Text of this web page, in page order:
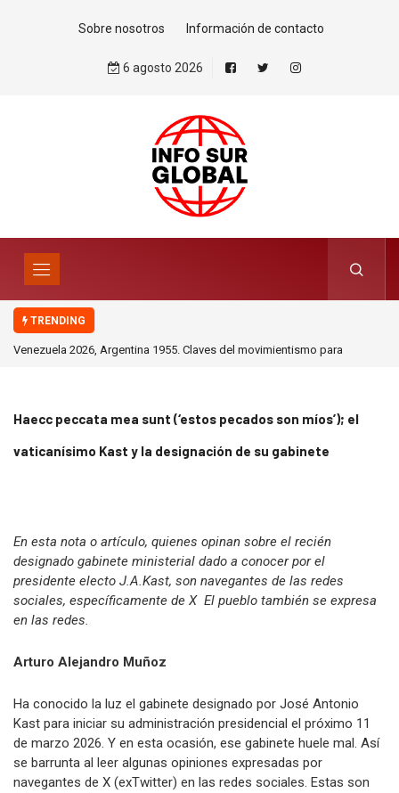
Sobre nosotros Información de contacto
6 agosto 2026
TRENDING
1955. Claves del movimientismo para
De aquellos polvos,
Haecc peccata mea sunt (‘estos pecados son míos’); el
vaticanísimo Kast y la designación de su gabinete
En esta nota o artículo, quienes opinan sobre el recién
designado gabinete ministerial dado a conocer por el
presidente electo J.A.Kast, son navegantes de las redes
sociales, específicamente de X El pueblo también se expresa
en las redes.
Arturo Alejandro Muñoz
Ha conocido la luz el gabinete designado por José Antonio
Kast para iniciar su administración presidencial el próximo 11
de marzo 2026. Y en esta ocasión, ese gabinete huele mal. Así
se barrunta al leer algunas opiniones expresadas por
navegantes de X (exTwitter) en las redes sociales. Estas son